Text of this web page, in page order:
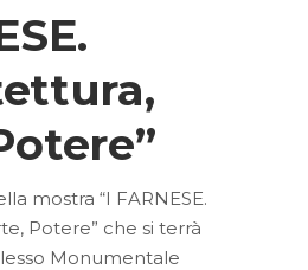
mostra “I FARNESE.
Potere” che si terrà
Monumentale